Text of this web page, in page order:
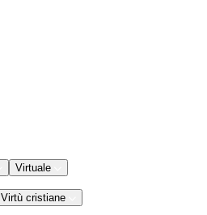
Virtuale
Virtù cristiane